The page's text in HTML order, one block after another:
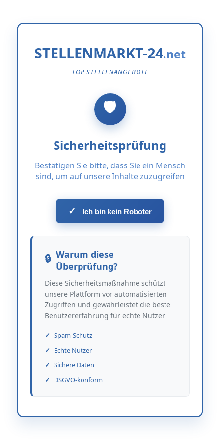
STELLENMARKT-24
TOP STELLENANGEBOTE
Sicherheitsprüfung
Bestätigen Sie bitte, dass Sie ein Mensch
sind, um auf unsere Inhalte zuzugreifen
✓ Ich bin kein Roboter
Warum diese
Überprüfung?
Diese Sicherheitsmaßnahme schützt
unsere Plattform vor automatisierten
Zugriffen und gewährleistet die beste
Benutzererfahrung für echte Nutzer.
Spam-Schutz
Echte Nutzer
Sichere Daten
DSGVO-konform